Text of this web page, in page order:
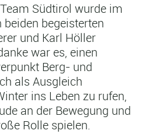
Südtirol wurde im
begeisterten
und Karl Höller
war es, einen
Berg- und
als Ausgleich
ins Leben zu rufen,
an der Bewegung und
Rolle spielen.